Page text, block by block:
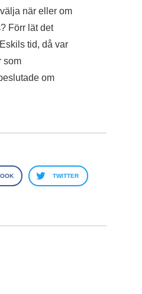
när eller om
Förr lät det
tid, då var
som
om
TWITTER